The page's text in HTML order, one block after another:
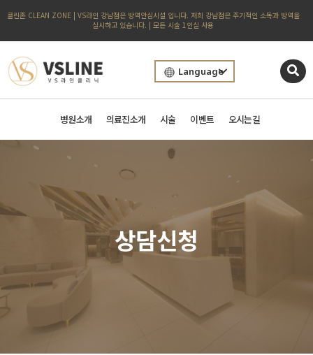
클린존 CLEAN ZONE | VS라인 강남점은 방역안심시설 입니다. 저희 강남점은 주기적인 소독과 방역을
실시하고 있습니다. | 모든 시술 1인실 사용
Language
병원소개 의료진소개 시술 이벤트 오시는길
상담신청